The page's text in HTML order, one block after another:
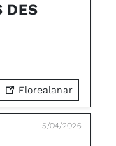
DES
Florealanar
5/04/2026